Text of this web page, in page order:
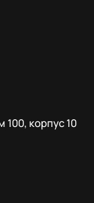
корпус 10